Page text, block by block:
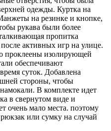
одежды. Куртка на
на резинке и кнопке,
рукава были более
пропитка
активных игр на улице.
проклеены изолирующей
обеспечивают
суток. Добавлена
стороны, чтобы
В комплекте идет
в свернутом виде и
очень мало места. поэтому
или сумку на случай